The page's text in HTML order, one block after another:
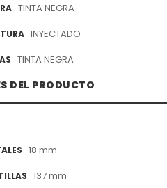
TINTA NEGRA
INYECTADO
TINTA NEGRA
DEL PRODUCTO
18 mm
137 mm